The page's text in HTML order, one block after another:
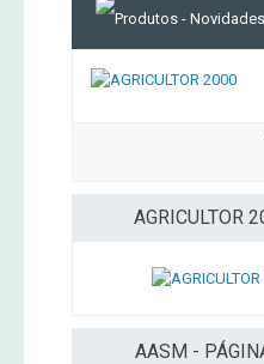
AGRICULTOR
AASM -